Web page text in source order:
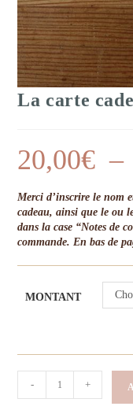
La carte
20,00€ –
Merci d’inscrire le nom
cadeau, ainsi que le ou
dans la case “Notes de
commande. En bas de
MONTANT
- +